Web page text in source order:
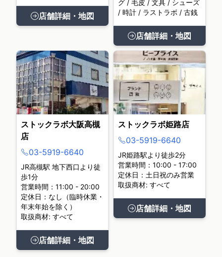
店舗詳細・地図
グ / 毛皮 / 文具 / シューズ
/ 時計 / ラストラボ / 古銭
店舗詳細・地図
ストックラボ大阪高槻
店
03-5919-6640
JR高槻駅 地下西口より徒
歩1分
営業時間：11:00 - 20:00
定休日：なし（臨時休業・
年末年始を除く）
取扱商材: すべて
店舗詳細・地図
ストックラボ姫路店
03-5919-6640
JR姫路駅より徒歩2分
営業時間：10:00 - 17:00
定休日：土日祝のみ営業
取扱商材: すべて
店舗詳細・地図